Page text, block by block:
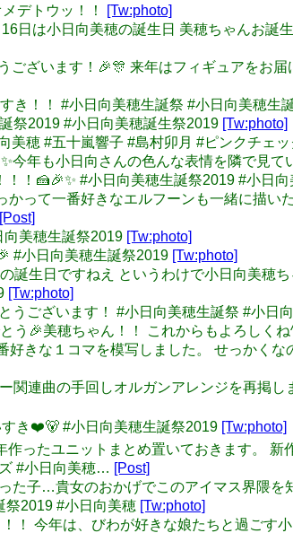
デトウッ！！ [Tw:photo]
日は小日向美穂の誕生日 美穂ちゃんお誕
ございます！🎉🎊 来年はフィギュアをお
き！！ #小日向美穂生誕祭 #小日向美穂生
祭2019 #小日向美穂誕生祭2019 [Tw:photo]
美穂 #五十嵐響子 #島村卯月 #ピンクチェ
今年も小日向さんの色んな表情を隣で見
！🍰🎉✨ #小日向美穂生誕祭2019 #小日
って一番好きなエルフーンも一緒に描い
[Post]
向美穂生誕祭2019 [Tw:photo]
#小日向美穂生誕祭2019 [Tw:photo]
誕生日ですねえ というわけで小日向美穂
[Tw:photo]
うございます！ #小日向美穂生誕祭 #小日
う🎉美穂ちゃん！！ これからもよろしく
きな１コマを模写しました。 せっかく
関連曲の手回しオルガンアレンジを再掲
き❤️🐻 #小日向美穂生誕祭2019 [Tw:photo]
作ったユニットまとめ置いておきます。
#小日向美穂… [Post]
た子…貴女のおかげでこのアイマス界隈
祭2019 #小日向美穂 [Tw:photo]
！ 今年は、びわが好きな娘たちと過ごす